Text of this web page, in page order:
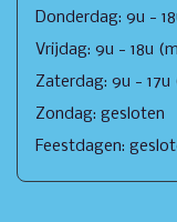
Donderdag: 9u -
Vrijdag: 9u - 18u
Zaterdag: 9u -
Zondag: gesloten
Feestdagen: